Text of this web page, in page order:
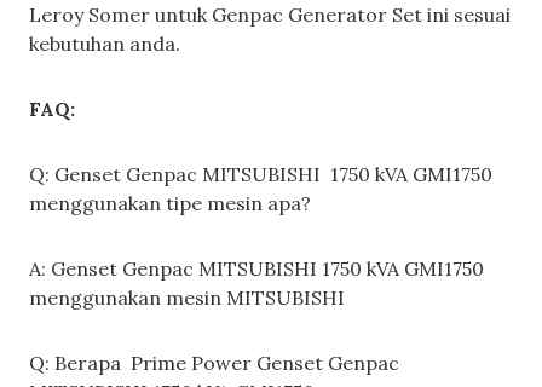
Leroy Somer untuk Genpac Generator Set ini sesuai
kebutuhan anda.
FAQ:
Q: Genset Genpac MITSUBISHI 1750 kVA GMI1750
menggunakan tipe mesin apa?
A: Genset Genpac MITSUBISHI 1750 kVA GMI1750
menggunakan mesin MITSUBISHI
Q: Berapa Prime Power Genset Genpac